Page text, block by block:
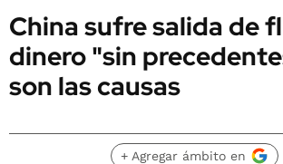
China sufre salida de
dinero "sin
son las causas
+ Agregar ámbito en